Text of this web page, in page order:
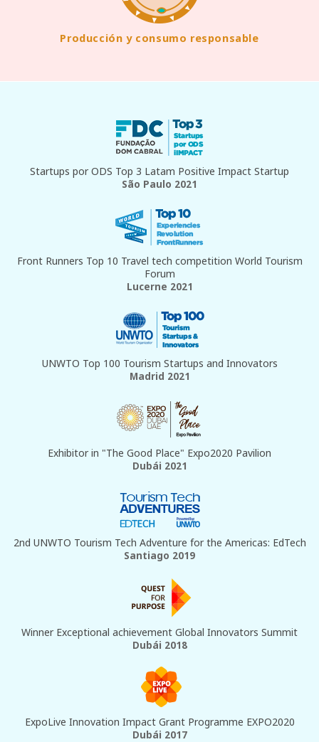
Producción y consumo responsable
Startups por ODS Top 3 Latam Positive Impact Startup
São Paulo 2021
Front Runners Top 10 Travel tech competition World Tourism
Forum
Lucerne 2021
UNWTO Top 100 Tourism Startups and Innovators
Madrid 2021
Exhibitor in "The Good Place" Expo2020 Pavilion
Dubái 2021
2nd UNWTO Tourism Tech Adventure for the Americas: EdTech
Santiago 2019
Winner Exceptional achievement Global Innovators Summit
Dubái 2018
ExpoLive Innovation Impact Grant Programme EXPO2020
Dubái 2017